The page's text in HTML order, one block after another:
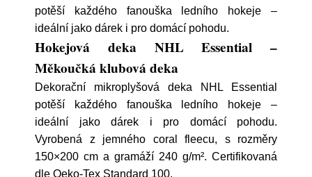
potěší každého fanouška ledního hokeje –
ideální jako dárek i pro domácí pohodu.
Hokejová deka NHL Essential –
Měkoučká klubová deka
Dekorační mikroplyšová deka NHL Essential
potěší každého fanouška ledního hokeje –
ideální jako dárek i pro domácí pohodu.
Vyrobená z jemného coral fleecu, s rozměry
150×200 cm a gramáží 240 g/m². Certifikovaná
dle Oeko-Tex Standard 100.